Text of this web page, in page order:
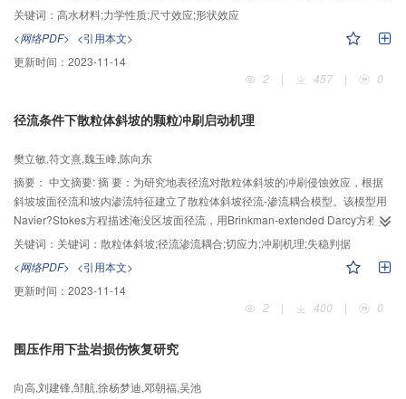
适合作为地下矿山采空区的永久充填材料。
程、抗压强度和变形特性等性质的测试，系统研究了改性高水材料的尺寸和形
状效应。结果表明：改性高水材料是一种弹塑性材料，其变形破坏过程可以分
为弹性阶段、屈服阶段、塑形阶段和破坏阶段四个过程；改性高水材料的尺寸
仅影响其应力—应变曲线峰值强度，而形状对应力—应变曲线的峰值强度和形
状均有较大影响；在一定范围内，随着材料尺寸的增加，圆柱体和立方体试件
圆柱体试件的抗压强度、弹性模量大于立方体试件，变形模量小于立方体试
关键词： 高水材料;力学性质;尺寸效应;形状效应
<网络PDF> <引用本文>
更新时间： 2023-11-14
2
| 457 | 0
径流条件下散粒体斜坡的颗粒冲刷启动机理
樊立敏,符文熹,魏玉峰,陈向东
摘要： 中文摘要: 摘 要：为研究地表径流对散粒体斜坡的冲刷侵蚀效应，根据
斜坡坡面径流和坡内渗流特征建立了散粒体斜坡径流-渗流耦合模型。该模型用
Navier?Stokes方程描述淹没区坡面径流，用Brinkman-extended Darcy方程描
述散粒体斜坡坡内渗流。径流区和渗流区的流体运动均满足连续性方程，且在
交界面处的流体满足Neal和Nader提出的流速相等和剪应力连续双边界条件。
采用Navier?Stokes方程和Brinkman-extended Darcy方程分别联立连续性方程
推求出径流区和渗流区的流速分布。分析流速理论表达式可知，影响斜坡表部
径流流速和坡体内部渗流流速的主要因素有斜坡坡度、径流水深、斜坡散粒体
斜坡坡面颗粒的冲刷启动机理，引入Newton内摩擦定律求得径流区和渗流区交
了颗粒滑动和滚动两种运动方式相应的失稳判据。分析两种判据可知：(1)颗粒
关键词： 关键词：散粒体斜坡;径流渗流耦合;切应力;冲刷机理;失稳判据
<网络PDF> <引用本文>
更新时间： 2023-11-14
2
| 400 | 0
围压作用下盐岩损伤恢复研究
向高,刘建锋,邹航,徐杨梦迪,邓朝福,吴池